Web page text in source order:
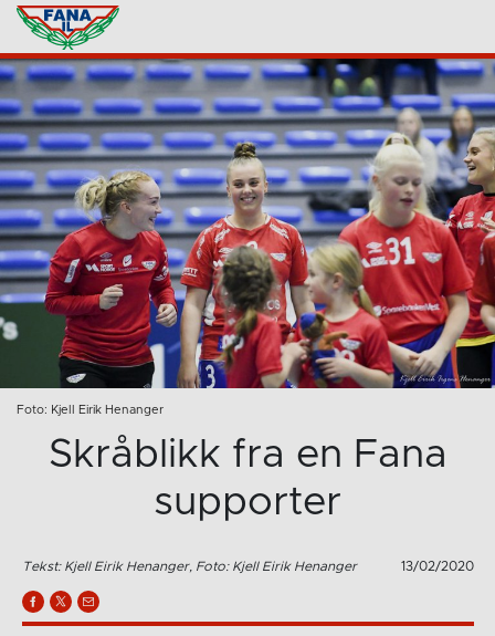
Foto: Kjell Eirik Henanger
Skråblikk fra en Fana
supporter
Tekst: Kjell Eirik Henanger, Foto: Kjell Eirik Henanger 13/02/2020